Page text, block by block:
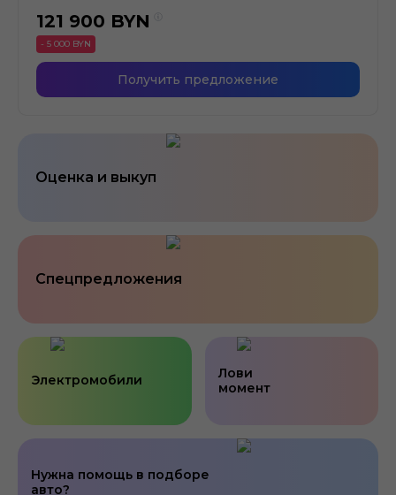
121 900 BYN
- 5 000 BYN
Получить предложение
Оценка и выкуп
Спецпредложения
Нужна помощь в подборе
авто?
Электромобили
Лови
момент